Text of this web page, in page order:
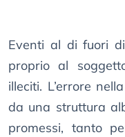
Eventi al di fuori
proprio al
illeciti. L’errore
da una struttura
promessi, tanto